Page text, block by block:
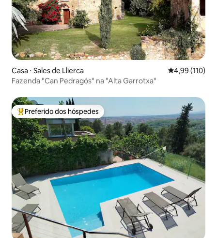
Casa ⋅ Sales de Llierca 4,99 de uma
4,99 (110)
Fazenda "Can Pedragós" na "Alta Garrotxa"
Entre os melhores preferidos dos hóspedes
Preferido dos hóspedes